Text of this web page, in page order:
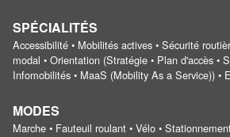
SPÉCIALITÉS
Accessibilité • Mobilités actives • Sécurité
modal • Orientation (Stratégie • Plan d'accès •
Infomobilités • MaaS (Mobility As a Service)) •
MODES
Marche • Fauteuil roulant • Vélo •